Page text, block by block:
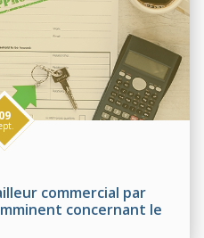
commercial par
concernant le
09